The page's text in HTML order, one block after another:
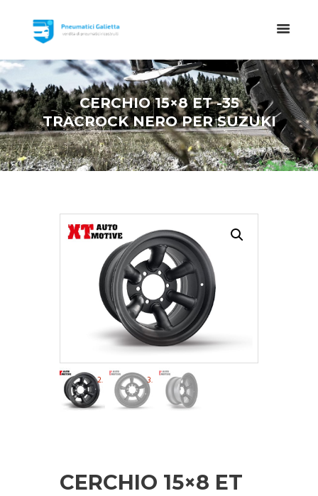
CERCHIO 15×8 ET -35
TRACROCK NERO PER SUZUKI
CERCHIO 15×8 ET